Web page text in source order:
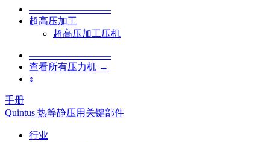
–––––––––––––––––
超高压加工
超高压加工压机
–––––––––––––––––
查看所有压力机 →
↕
手册
Quintus 热等静压用关键部件
行业